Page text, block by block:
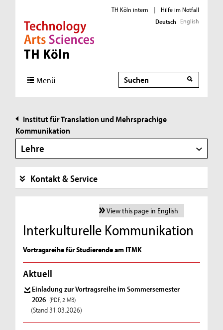
Direkt zur Hauptnavigation
Direkt zur Subnavigation
Direkt zum Inhalt
Direkt zum Fußbereich
TH Köln intern |
Hilfe im Notfall
Deutsch English
Menü Suche
Suche
Institut für Translation und Mehrsprachige
Kommunikation
Lehre
Kontakt & Service
View this page in English
Interkulturelle Kommunikation
Vortragsreihe für Studierende am ITMK
Aktuell
Einladung zur Vortragsreihe im Sommersemester
2026 (PDF, 2 MB)
(Stand 31.03.2026)